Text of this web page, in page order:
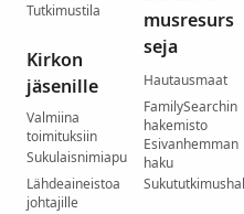
Tutkimustila
Kirkon
jäsenille
Valmiina
toimituksiin
Sukulaisnimiapu
Lähdeaineistoa
johtajille
musresurs
seja
Hautausmaat
FamilySearchin
hakemisto
Esivanhemman
haku